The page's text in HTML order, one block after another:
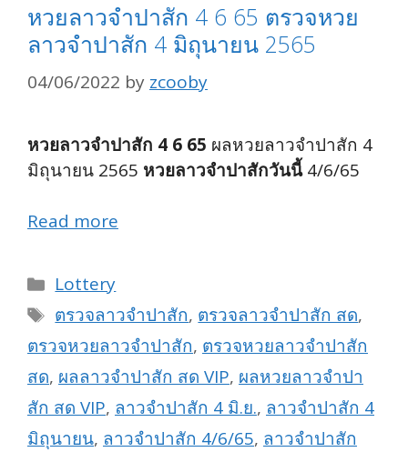
หวยลาวจำปาสัก 4 6 65 ตรวจหวย
ลาวจำปาสัก 4 มิถุนายน 2565
04/06/2022 by zcooby
หวยลาวจำปาสัก 4 6 65 ผลหวยลาวจำปาสัก 4
มิถุนายน 2565 หวยลาวจำปาสักวันนี้4/6/65
Read more
Categories
Lottery
Tags
ตรวจลาวจำปาสัก, ตรวจลาวจำปาสัก สด,
ตรวจหวยลาวจำปาสัก, ตรวจหวยลาวจำปาสัก
สด, ผลลาวจำปาสัก สด VIP, ผลหวยลาวจำปา
สัก สด VIP, ลาวจำปาสัก 4 มิ.ย., ลาวจำปาสัก 4
มิถุนายน, ลาวจำปาสัก 4/6/65, ลาวจำปาสัก